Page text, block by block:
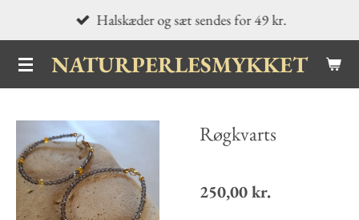
hovedindhold
NATURPERLESMYKKET
Halskæder og sæt sendes for 49 kr.
Røgkvarts
250,00 kr.